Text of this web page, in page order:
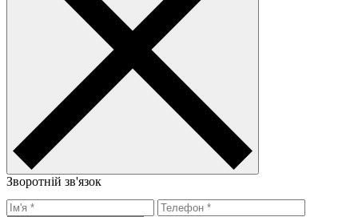
Зворотній зв'язок